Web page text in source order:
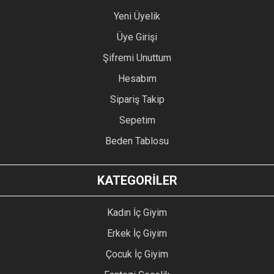
Yeni Üyelik
Üye Girişi
Şifremi Unuttum
Hesabım
Sipariş Takip
Sepetim
Beden Tablosu
KATEGORİLER
Kadın İç Giyim
Erkek İç Giyim
Çocuk İç Giyim